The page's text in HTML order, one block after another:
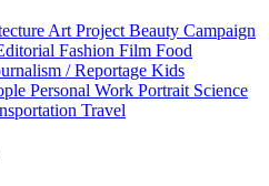
Art Project Beauty Campaign
Fashion Film Food
/ Reportage Kids
Personal Work Portrait Science
Travel